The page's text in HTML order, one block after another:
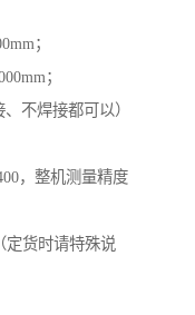
；
；
不焊接都可以）
，整机测量精度
定货时请特殊说